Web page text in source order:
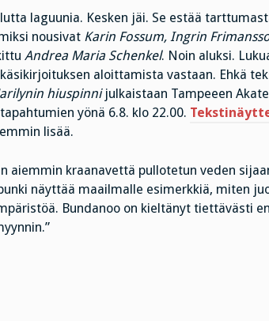
laguunia. Kesken jäi. Se estää
nousivat Karin Fossum, Ingrin
Andrea Maria Schenkel. Noin aluksi.
aloittamista vastaan. Ehkä
hiuspinnijulkaistaan Tampeeen
yönä 6.8. klo 22.00.
lisää.
aiemmin kraanavettä pullotetun veden
näyttää maailmalle esimerkkiä, miten
Bundanoo on kieltänyt tiettävästi